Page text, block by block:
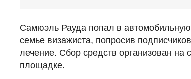
Самюэль Рауда попал в
семье визажиста, попросив
лечение. Сбор средств организован на
площадке.